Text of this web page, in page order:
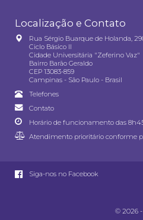
Localização e Contato
Rua Sérgio Buarque de Holanda,
Ciclo Básico II
Cidade Universitária "Zeferino Vaz"
Bairro Barão Geraldo
CEP 13083-859
Campinas - São Paulo - Brasil
Telefones
Contato
Horário de funcionamento das
Atendimento prioritário conforme
Siga-nos no Facebook
© 2026